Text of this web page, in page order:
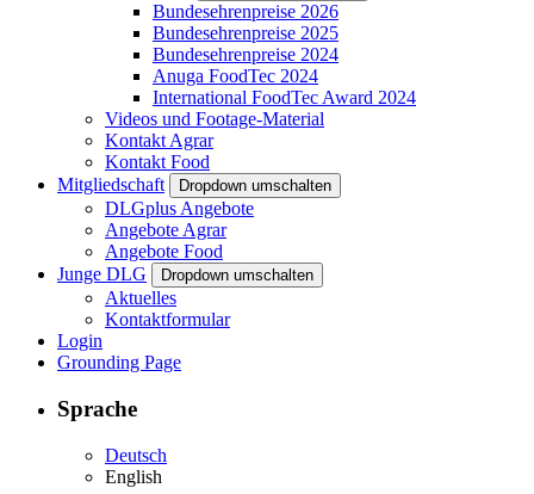
Bundesehrenpreise 2026
Bundesehrenpreise 2025
Bundesehrenpreise 2024
Anuga FoodTec 2024
International FoodTec Award 2024
Videos und Footage-Material
Kontakt Agrar
Kontakt Food
Mitgliedschaft
Dropdown umschalten
DLGplus Angebote
Angebote Agrar
Angebote Food
Junge DLG
Dropdown umschalten
Aktuelles
Kontaktformular
Login
Grounding Page
Sprache
Deutsch
English